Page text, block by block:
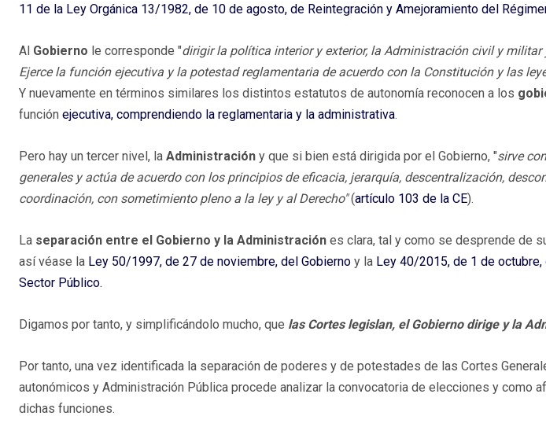
11 de la Ley Orgánica 13/1982, de 10 de agosto, de Reintegración y Amejoramiento del
Al Gobierno le corresponde "dirigir la política interior y exterior, la Administración civil y militar
Ejerce la función ejecutiva y la potestad reglamentaria de acuerdo con la Constitución y las
Y nuevamente en términos similares los distintos estatutos de autonomía reconocen a los
función ejecutiva, comprendiendo la reglamentaria y la administrativa.
Pero hay un tercer nivel, la Administración y que si bien está dirigida por el Gobierno, "sirve con
generales y actúa de acuerdo con los principios de eficacia, jerarquía, descentralización,
coordinación, con sometimiento pleno a la ley y al Derecho"(artículo 103 de la CE).
La separación entre el Gobierno y la Administración es clara, tal y como se desprende de
así véase la Ley 50/1997, de 27 de noviembre, del Gobierno y la Ley 40/2015, de 1 de
Sector Público.
Digamos por tanto, y simplificándolo mucho, que las Cortes legislan, el Gobierno dirige y la
Por tanto, una vez identificada la separación de poderes y de potestades de las Cortes
autonómicos y Administración Pública procede analizar la convocatoria de elecciones y como
dichas funciones.